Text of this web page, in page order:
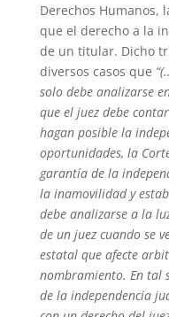
Derechos Humanos,
que el derecho a la
de un titular. Dicho
diversos casos que
solo debe analizarse
que el juez debe
hagan posible la
oportunidades, la
garantía de la
la inamovilidad y
debe analizarse a la
de un juez cuando se
estatal que afecte
nombramiento. En tal
de la independencia